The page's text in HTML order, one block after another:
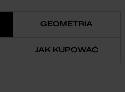
GEOMETRIA
JAK KUPOWAĆ